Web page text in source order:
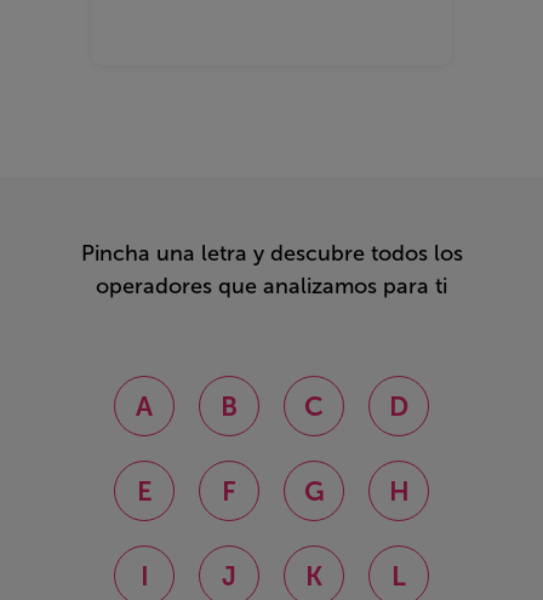
Pincha una letra y descubre todos los
operadores que analizamos para ti
A B C D
E F G H
I J K L